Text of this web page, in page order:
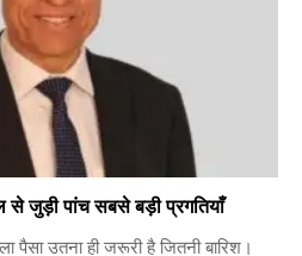
से जुड़ी पांच सबसे बड़ी प्रगतियाँ
पैसा उतना ही जरूरी है जितनी बारिश।